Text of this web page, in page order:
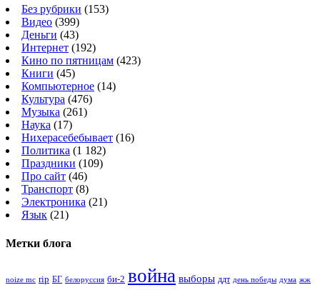
Без рубрики (153)
Видео (399)
Деньги (43)
Интернет (192)
Кино по пятницам (423)
Книги (45)
Компьютерное (14)
Культура (476)
Музыка (261)
Наука (17)
Нихерасебебывает (16)
Политика (1 182)
Праздники (109)
Про сайт (46)
Транспорт (8)
Электроника (21)
Язык (21)
Метки блога
noize mc rip БГ белоруссия би-2 война выборы ддт день победы дума жж